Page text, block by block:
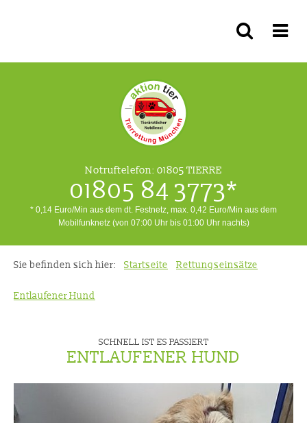
Notruftelefon: 01805 TIERRE
01805 84 3773*
* 0,14 Euro/Min aus dem dt. Festnetz, max. 0,42 Euro/Min aus dem
Mobilfunknetz (von 07:00 Uhr bis 01:00 Uhr nachts)
Sie befinden sich hier: Startseite Rettungseinsätze
Entlaufener Hund
SCHNELL IST ES PASSIERT
ENTLAUFENER HUND